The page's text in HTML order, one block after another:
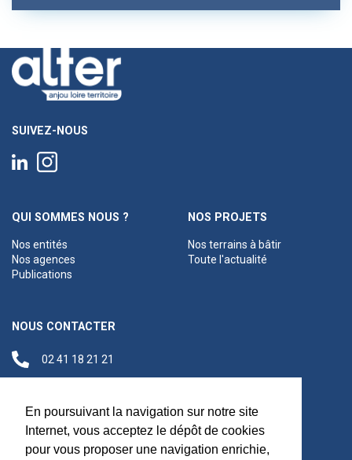
En poursuivant la navigation sur notre site
Internet, vous acceptez le dépôt de cookies
pour vous proposer une navigation enrichie,
SUIVEZ-NOUS
QUI SOMMES NOUS ?
Nos entités
Nos agences
Publications
NOS PROJETS
Nos terrains à bâtir
Toute l'actualité
NOUS CONTACTER
02 41 18 21 21
Siège social
Maréchal Foch,
49100 Angers